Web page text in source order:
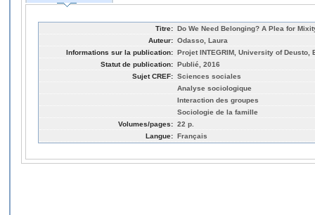
Titre: Do We Need Belonging? A Plea for
Auteur: Odasso, Laura
Informations sur la publication: Projet INTEGRIM, University of Deusto,
Statut de publication: Publié, 2016
Sujet CREF: Sciences sociales
Analyse sociologique
Interaction des groupes
Sociologie de la famille
Volumes/pages: 22 p.
Langue: Français